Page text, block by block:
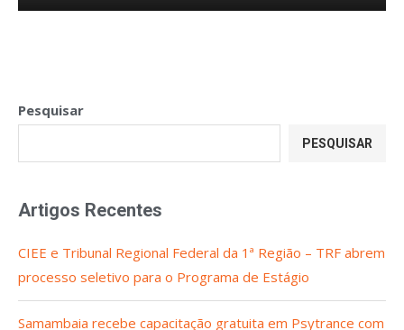
Pesquisar
PESQUISAR
Artigos Recentes
CIEE e Tribunal Regional Federal da 1ª Região – TRF abrem
processo seletivo para o Programa de Estágio
Samambaia recebe capacitação gratuita em Psytrance com